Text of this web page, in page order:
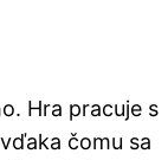
Hra pracuje s
čomu sa